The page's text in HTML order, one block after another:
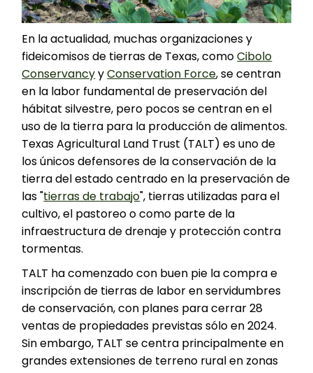
En la actualidad, muchas organizaciones y
fideicomisos de tierras de Texas, comoCibolo
ConservancyyConservation Force, se centran
en la labor fundamental de preservación del
hábitat silvestre, pero pocos se centran en el
uso de la tierra para la producción de alimentos.
Texas Agricultural Land Trust (TALT) es uno de
los únicos defensores de la conservación de la
tierra del estado centrado en la preservación de
las "tierras de trabajo", tierras utilizadas para el
cultivo, el pastoreo o como parte de la
infraestructura de drenaje y protección contra
tormentas.
TALT ha comenzado con buen pie la compra e
inscripción de tierras de labor en servidumbres
de conservación, con planes para cerrar 28
ventas de propiedades previstas sólo en 2024.
Sin embargo, TALT se centra principalmente en
grandes extensiones de terreno rural en zonas